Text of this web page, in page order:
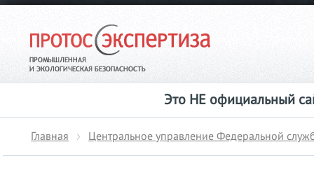
Это НЕ официальный
Главная Центральное управление Федеральной